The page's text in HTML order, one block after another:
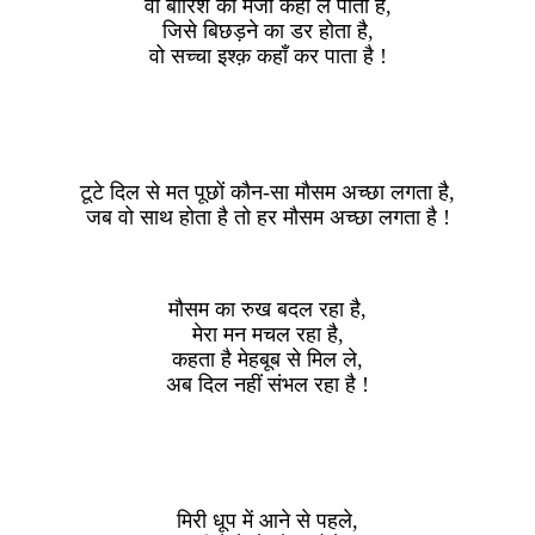
वो बारिश का मजा कहाँ ले पाता है,
जिसे बिछड़ने का डर होता है,
वो सच्चा इश्क़ कहाँ कर पाता है !
टूटे दिल से मत पूछों कौन-सा मौसम अच्छा लगता है,
जब वो साथ होता है तो हर मौसम अच्छा लगता है !
मौसम का रुख बदल रहा है,
मेरा मन मचल रहा है,
कहता है मेहबूब से मिल ले,
अब दिल नहीं संभल रहा है !
मिरी धूप में आने से पहले,